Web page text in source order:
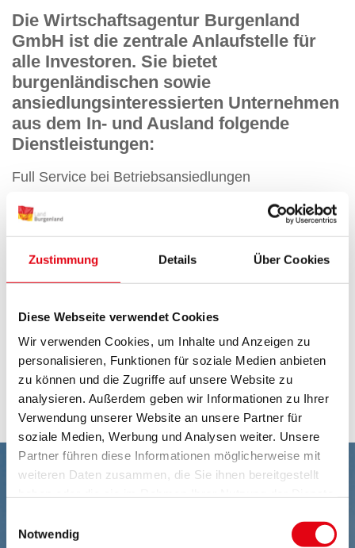
Zustimmung Details Über Cookies
Diese Webseite verwendet Cookies
Wir verwenden Cookies, um Inhalte und Anzeigen zu
personalisieren, Funktionen für soziale Medien anbieten
zu können und die Zugriffe auf unsere Website zu
analysieren. Außerdem geben wir Informationen zu Ihrer
Verwendung unserer Website an unsere Partner für
soziale Medien, Werbung und Analysen weiter. Unsere
Partner führen diese Informationen möglicherweise mit
weiteren Daten zusammen, die Sie ihnen bereitgestellt
Notwendig
Die Wirtschaftsagentur Burgenland
GmbH ist die zentrale Anlaufstelle für
alle Investoren. Sie bietet
burgenländischen sowie
ansiedlungsinteressierten Unternehmen
aus dem In- und Ausland folgende
Dienstleistungen:
Full Service bei Betriebsansiedlungen
Unterstützung der Projektplanung &
Förderberatung, Fördersprechtage und
Hilfestellung bei der Förderabwicklung
Initiierung von Wirtschaftsclustern und
Netzwerken
Hier gelangen Sie direkt zur Wirtschaftsagentur
Burgenland GmbH